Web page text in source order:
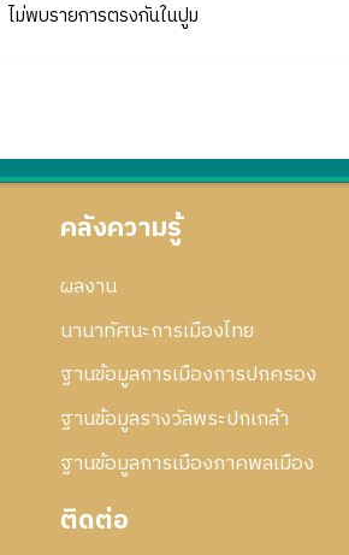
ไม่พบรายการตรงกันในปูม
คลังความรู้
ผลงาน
นานาทัศนะการเมืองไทย
ฐานข้อมูลการเมืองการปกครอง
ฐานข้อมูลรางวัลพระปกเกล้า
ฐานข้อมูลการเมืองภาคพลเมือง
ติดต่อ